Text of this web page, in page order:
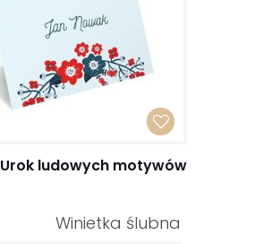
Urok ludowych motywów
Winietka ślubna